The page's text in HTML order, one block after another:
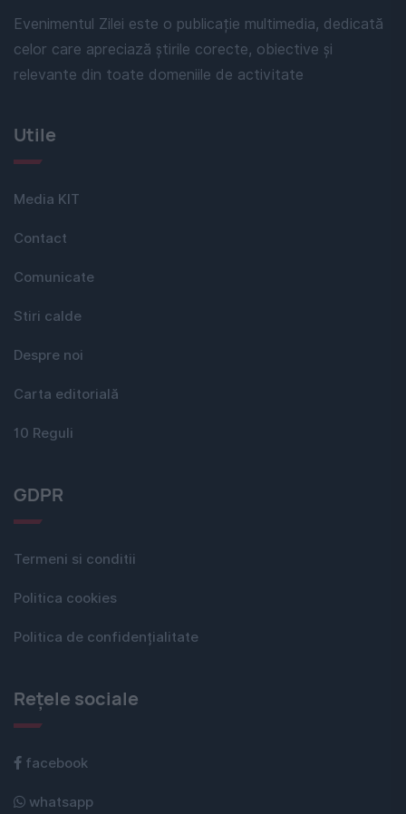
Evenimentul Zilei este o publicație multimedia, dedicată
celor care apreciază știrile corecte, obiective și
relevante din toate domeniile de activitate
Utile
Media KIT
Contact
Comunicate
Stiri calde
Despre noi
Carta editorială
10 Reguli
GDPR
Termeni si conditii
Politica cookies
Politica de confidențialitate
Rețele sociale
facebook
whatsapp